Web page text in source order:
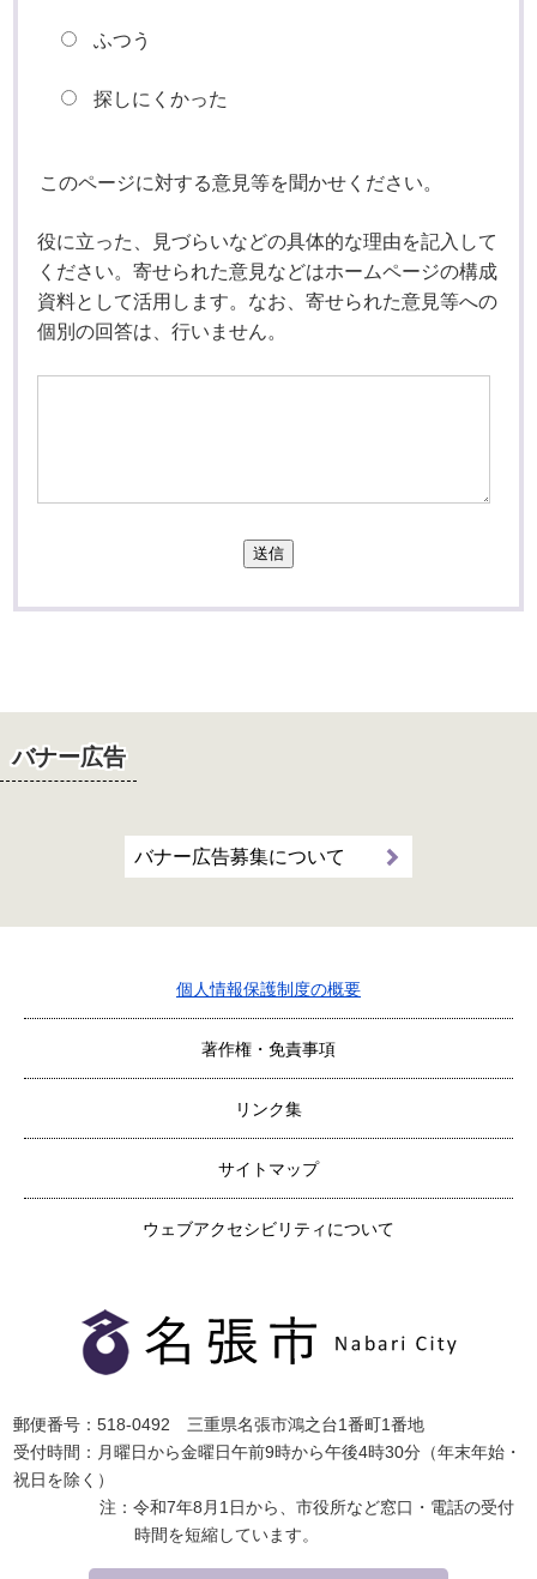
ふつう
探しにくかった
このページに対する意見等を聞かせください。
役に立った、見づらいなどの具体的な理由を記入して
ください。寄せられた意見などはホームページの構成
資料として活用します。なお、寄せられた意見等への
個別の回答は、行いません。
送信
バナー広告
バナー広告募集について
個人情報保護制度の概要
著作権・免責事項
リンク集
サイトマップ
ウェブアクセシビリティについて
郵便番号：518-0492 三重県名張市鴻之台1番町1番地
受付時間：月曜日から金曜日午前9時から午後4時30分（年末年始・
祝日を除く）
注：令和7年8月1日から、市役所など窓口・電話の受付
時間を短縮しています。